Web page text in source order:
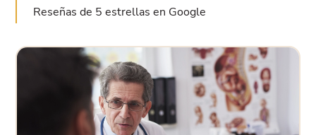
Reseñas de 5 estrellas en Google